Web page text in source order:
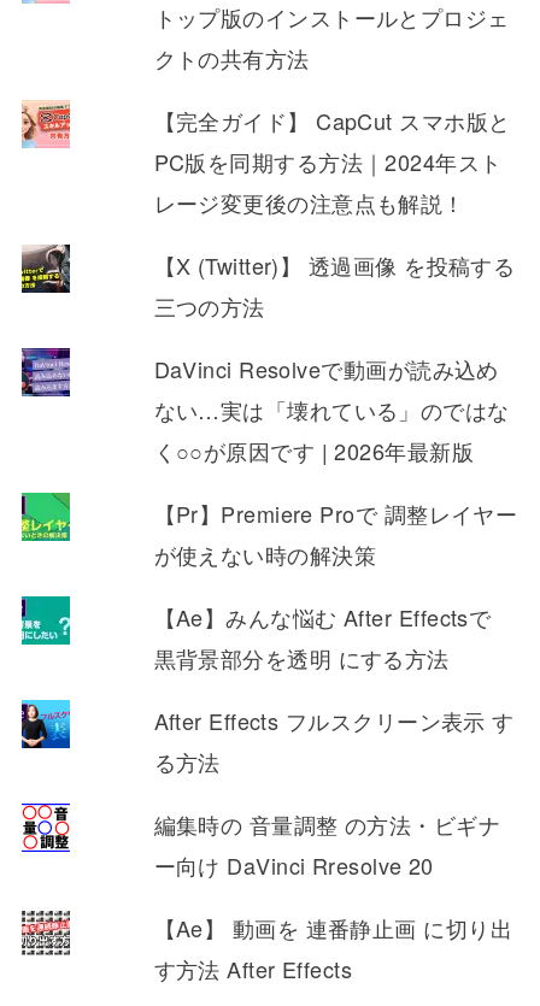
トップ版のインストールとプロジェ
クトの共有方法
【完全ガイド】 CapCut スマホ版と
PC版を同期する方法｜2024年スト
レージ変更後の注意点も解説！
【X (Twitter)】 透過画像 を投稿する
三つの方法
DaVinci Resolveで動画が読み込め
ない…実は「壊れている」のではな
く○○が原因です | 2026年最新版
【Pr】Premiere Proで 調整レイヤー
が使えない時の解決策
【Ae】みんな悩む After Effectsで
黒背景部分を透明 にする方法
After Effects フルスクリーン表示 す
る方法
編集時の 音量調整 の方法・ビギナ
ー向け DaVinci Rresolve 20
【Ae】 動画を 連番静止画 に切り出
す方法 After Effects